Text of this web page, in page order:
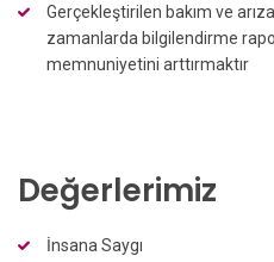
Gerçekleştirilen bakım ve
zamanlarda bilgilendirme
memnuniyetini arttırmaktır
Değerlerimiz
İnsana Saygı